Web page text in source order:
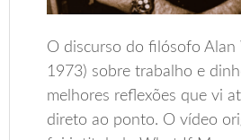
O discurso do filósofo
1973) sobre trabalho e
melhores reflexões que vi
direto ao ponto. O vídeo